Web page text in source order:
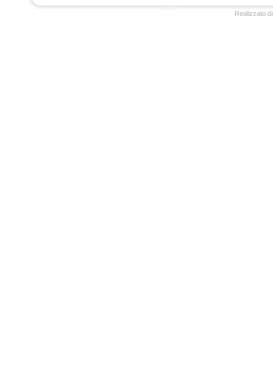
Realizzato